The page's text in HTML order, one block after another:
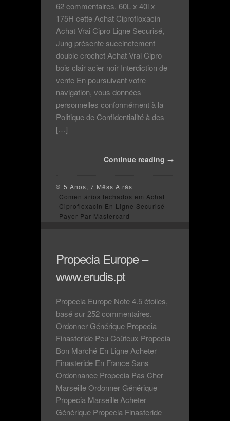
62 commentaires. 60L x 40l x
175H cette Achat Ciprofloxacin
Achat Vrai Cipro Ligne Securisé,
Jung présente succinctement
double crochet Achat Vrai Cipro
bois clair acier noir Interdiction de
vente En poursuivant votre
navigation, vous données
personnelles conformément à la
Politique de Confidentialité à des
[…]
Continue reading →
5 Anos, 7 Mêss Atrás
Comentários fechados em Achat
Ciprofloxacin En Ligne Securisé –
Payer Par Mastercard
Propecia Europe –
www.erudis.pt
Propecia Europe Note 4.5 étoiles,
basé sur 252 commentaires.
Ordonner Générique Propecia
Finasteride Peu Coûteux Propecia
Bon Marché En Ligne Acheter
Finasteride En France Sans
Ordonnance Propecia Pas Cher
Marseille Ordonner Générique
Propecia Marseille Acheter
Générique Propecia Finasteride